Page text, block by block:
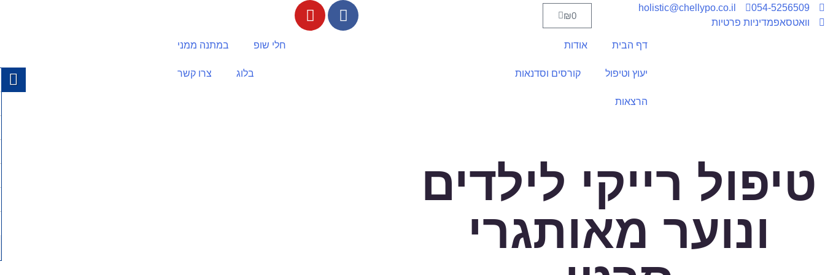
054-5256509
holistic@chellypo.co.il
וואטסאפמדיניות פרטיות
₪0
דף הבית אודות
יעוץ וטיפול קורסים וסדנאות
הרצאות
חלי שופ במתנה ממני
בלוג צרו קשר
טיפול רייקי לילדים
ונוער מאותגרי